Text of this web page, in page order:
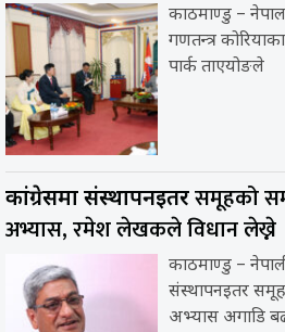
काठमाण्डु –
गणतन्त्र
पार्क ताएयोङले
कांग्रेसमा संस्थापनइतरसमूहको
अभ्यास, रमेश लेखकले विधान लेख्ने
काठमाण्डु –
संस्थापनइतर
अभ्यास अगाडि